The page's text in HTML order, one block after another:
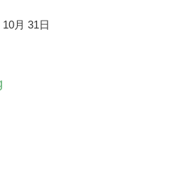
10月 31日